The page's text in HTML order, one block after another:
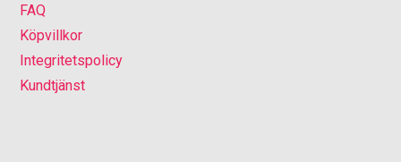
FAQ
Köpvillkor
Integritetspolicy
Kundtjänst